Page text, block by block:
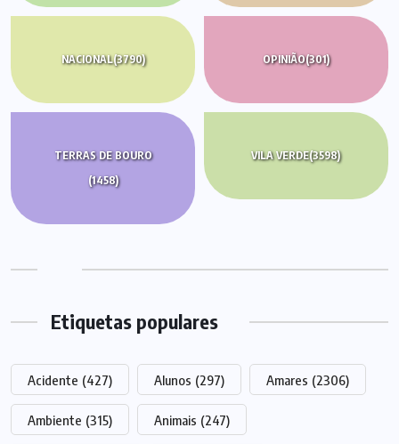
NACIONAL(3790) OPINIÃO(301)
TERRAS DE BOURO
(1458)
VILA VERDE(3598)
Etiquetas populares
Acidente (427) Alunos (297) Amares (2306)
Ambiente (315) Animais (247)